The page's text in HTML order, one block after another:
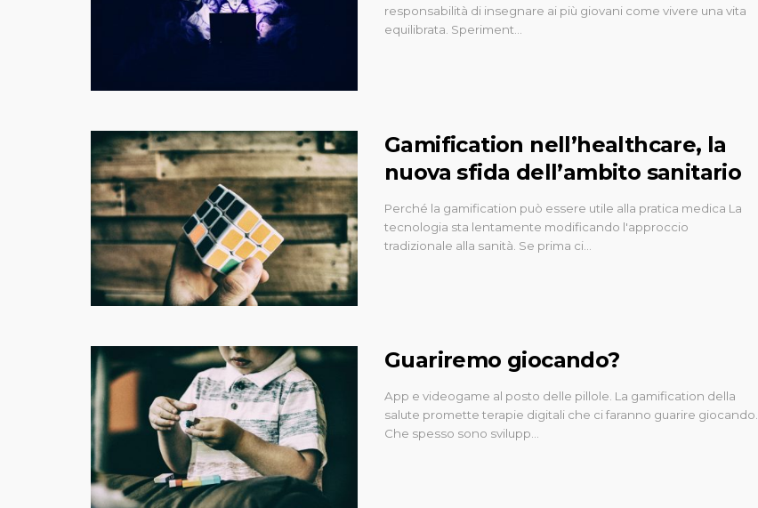
responsabilità di insegnare ai più giovani come vivere una vita
equilibrata. Speriment…
Gamification nell’healthcare, la
nuova sfida dell’ambito sanitario
Perché la gamification può essere utile alla pratica medica La
tecnologia sta lentamente modificando l'approccio
tradizionale alla sanità. Se prima ci…
Guariremo giocando?
App e videogame al posto delle pillole. La gamification della
salute promette terapie digitali che ci faranno guarire giocando.
Che spesso sono svilupp…